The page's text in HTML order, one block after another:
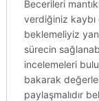
Becerileri
verdiğiniz kaybı
beklemeliyiz
sürecin
incelemeleri
bakarak
paylaşmalıdır